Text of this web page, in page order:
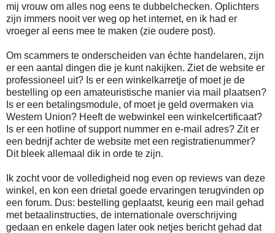
mij vrouw om alles nog eens te dubbelchecken. Oplichters
zijn immers nooit ver weg op het internet, en ik had er
vroeger al eens mee te maken (zie oudere post).
Om scammers te onderscheiden van échte handelaren, zijn
er een aantal dingen die je kunt nakijken. Ziet de website er
professioneel uit? Is er een winkelkarretje of moet je de
bestelling op een amateuristische manier via mail plaatsen?
Is er een betalingsmodule, of moet je geld overmaken via
Western Union? Heeft de webwinkel een winkelcertificaat?
Is er een hotline of support nummer en e-mail adres? Zit er
een bedrijf achter de website met een registratienummer?
Dit bleek allemaal dik in orde te zijn.
Ik zocht voor de volledigheid nog even op reviews van deze
winkel, en kon een drietal goede ervaringen terugvinden op
een forum. Dus: bestelling geplaatst, keurig een mail gehad
met betaalinstructies, de internationale overschrijving
gedaan en enkele dagen later ook netjes bericht gehad dat